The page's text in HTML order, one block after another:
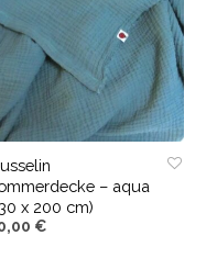
– aqua
x 200 cm)
€